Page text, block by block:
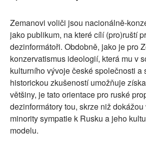
Zemanovi voliči jsou nacionálně-
jako publikum, na které cílí (pro)ruští
dezinformátoři. Obdobně, jako je pro
konzervatismus ideologií, která mu v
kulturního vývoje české společnosti a
historickou zkušeností umožňuje
většiny, je tato orientace pro ruské
dezinformátory tou, skrze niž
minority sympatie k Rusku a jeho
modelu.